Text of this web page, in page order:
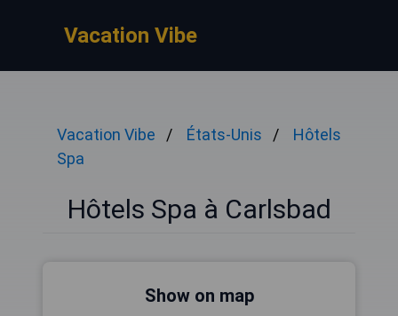
Vacation Vibe
Vacation Vibe États-Unis
Hôtels
Spa
Hôtels Spa à Carlsbad
Show on map